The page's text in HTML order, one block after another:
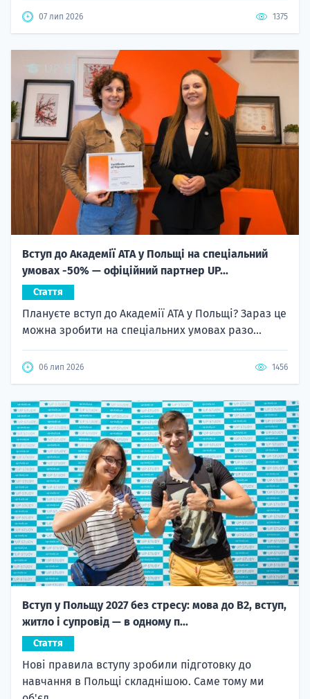
07 лип 2026 1375
Вступ до Академії ATA у Польщі на спеціальний
умовах -50% — офіційний партнер UP...
Стаття
Плануєте вступ до Академії ATA у Польщі? Зараз це
можна зробити на спеціальних умовах разо...
06 лип 2026 1456
Вступ у Польщу 2027 без стресу: мова до B2, вступ,
житло і супровід — в одному п...
Стаття
Нові правила вступу зробили підготовку до
навчання в Польщі складнішою. Саме тому ми